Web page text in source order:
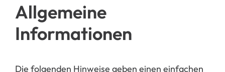
Allgemeine
Informationen
Die folgenden Hinweise geben einen einfachen